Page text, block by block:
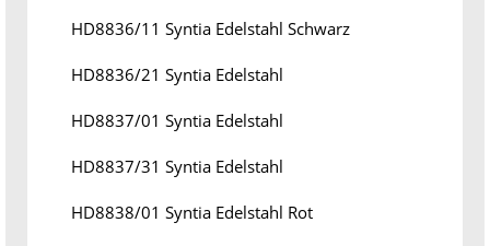
HD8836/11 Syntia Edelstahl Schwarz
HD8836/21 Syntia Edelstahl
HD8837/01 Syntia Edelstahl
HD8837/31 Syntia Edelstahl
HD8838/01 Syntia Edelstahl Rot